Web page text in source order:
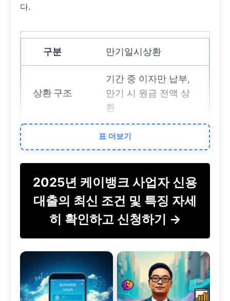
다.
만기일시상환
기간 중 이자만 납부,
만기 시 원금 전액 상
환
단기 자금 유입
하거나 월 상환 부담을
최소화하려는 경우
원리금 균등분할상환
원금과 이자를 합쳐 매
월 일정 금액 균등 납
부
장기적, 안정적인 상환
계획을 원하거나 총 이
표 더보기
2025년 케이뱅크 사업자 신용
대출의 최신 조건 및 특징 자세
히 확인하고 신청하기
→